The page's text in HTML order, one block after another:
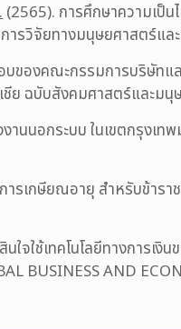
(2565). การศึกษาความเป็น
รวิจัยทางมนุษยศาสตร์แ
องคณะกรรมการบริษัทแ
ชีย ฉบับสังคมศาสตร์และม
นอกระบบ ในเขตกรุงเ
รเกษียณอายุ สำหรับข้าร
จใช้เทคโนโลยีทางการเงิ
BUSINESS AND